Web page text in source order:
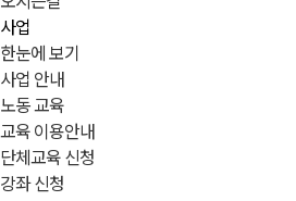
사업
한눈에 보기
사업 안내
노동 교육
교육 이용안내
단체교육 신청
강좌 신청